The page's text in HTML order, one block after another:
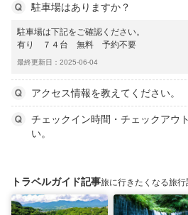
駐車場はありますか？
駐車場は下記をご確認ください。
有り ７４台 無料 予約不要
最終更新日：2025-06-04
アクセス情報を教えてください。
チェックイン時間・チェックアウ
い。
トラベルガイド記事旅に行きたくなる旅行